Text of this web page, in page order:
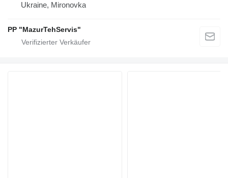
Ukraine, Mironovka
PP "MazurTehServis"